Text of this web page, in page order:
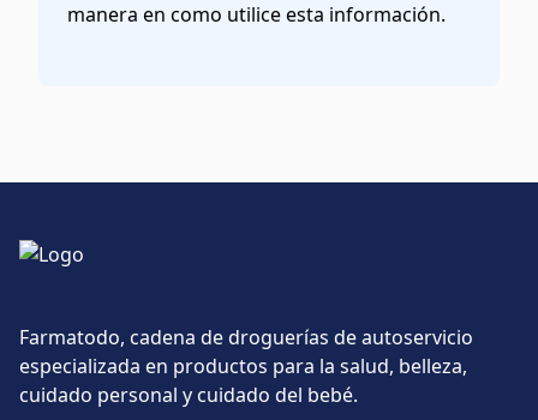
manera en como utilice esta información.
Farmatodo, cadena de droguerías de autoservicio
especializada en productos para la salud, belleza,
cuidado personal y cuidado del bebé.